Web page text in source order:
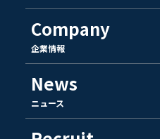
Company
企業情報
News
ニュース